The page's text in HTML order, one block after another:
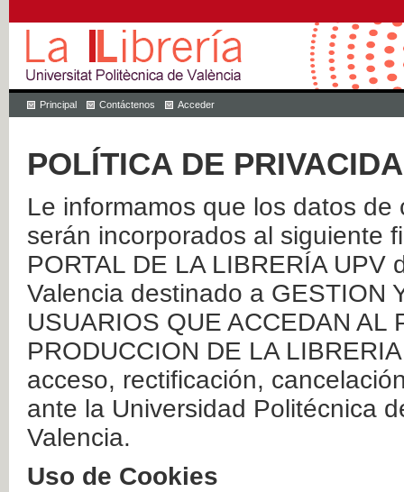
Principal Contáctenos Acceder
POLÍTICA DE
Le informamos que los datos
serán incorporados al siguiente
PORTAL DE LA LIBRERÍA
Valencia destinado a GESTION
USUARIOS QUE ACCEDAN AL
PRODUCCION DE LA
acceso, rectificación,
ante la Universidad Politécnica
Valencia.
Uso de Cookies